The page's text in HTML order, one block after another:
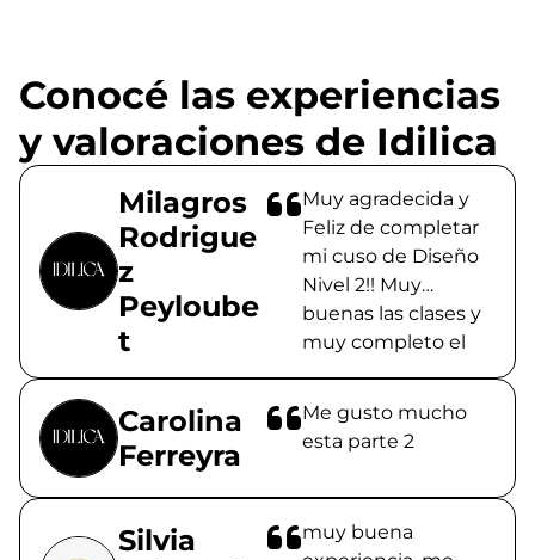
Conocé las experiencias
y valoraciones de Idilica
Milagros
Rodrigue
z
Peyloube
t
Muy agradecida y
Feliz de completar
mi cuso de Diseño
Nivel 2!! Muy
buenas las clases y
muy completo el
Destaco la
amabilidad y
dedicación de las
consultas,
Carolina
Ferreyra
Me gusto mucho
esta parte 2
Silvia
muy buena